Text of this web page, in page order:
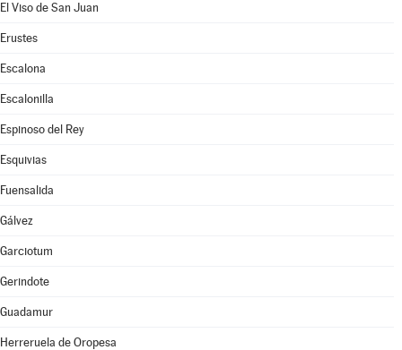
El Viso de San Juan
Erustes
Escalona
Escalonilla
Espinoso del Rey
Esquivias
Fuensalida
Gálvez
Garciotum
Gerindote
Guadamur
Herreruela de Oropesa